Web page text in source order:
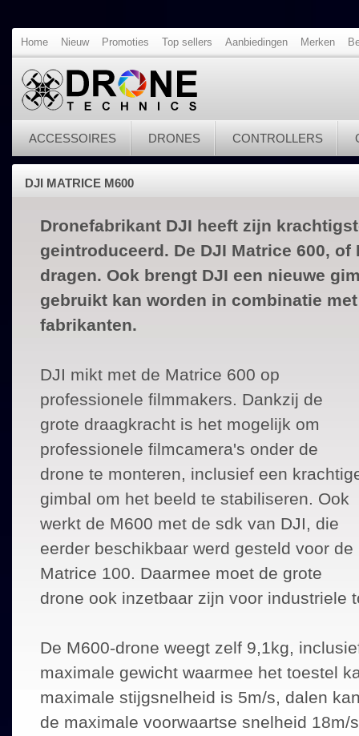
Home Nieuw Promoties Top sellers Aanbiedingen Merken
ACCESSOIRES DRONES CONTROLLERS
DJI MATRICE M600
Dronefabrikant DJI heeft zijn
geintroduceerd. De DJI Matrice 600,
dragen. Ook brengt DJI een nieuwe
gebruikt kan worden in combinatie
fabrikanten.
DJI mikt met de Matrice 600 op
professionele filmmakers. Dankzij de
grote draagkracht is het mogelijk om
professionele filmcamera's onder de
drone te monteren, inclusief een
gimbal om het beeld te stabiliseren. Ook
werkt de M600 met de sdk van DJI, die
eerder beschikbaar werd gesteld voor de
Matrice 100. Daarmee moet de grote
drone ook inzetbaar zijn voor industriele
De M600-drone weegt zelf 9,1kg,
maximale gewicht waarmee het toestel
maximale stijgsnelheid is 5m/s, dalen
de maximale voorwaartse snelheid 18m/